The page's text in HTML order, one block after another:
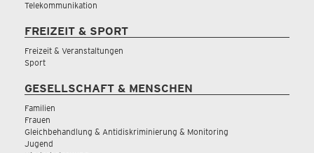
Telekommunikation
FREIZEIT & SPORT
Freizeit & Veranstaltungen
Sport
GESELLSCHAFT & MENSCHEN
Familien
Frauen
Gleichbehandlung & Antidiskriminierung & Monitoring
Jugend